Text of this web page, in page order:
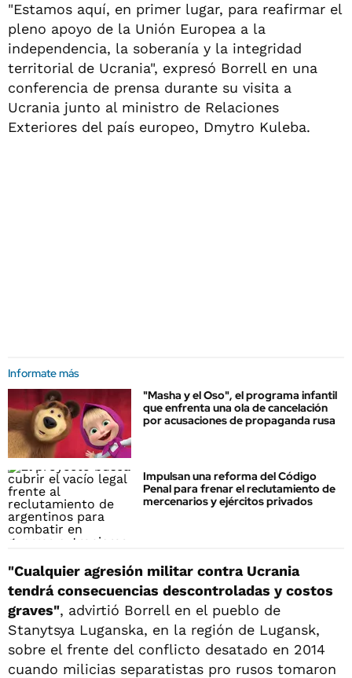
"Estamos aquí, en primer lugar, para reafirmar el
pleno apoyo de la Unión Europea a la
independencia, la soberanía y la integridad
territorial de Ucrania", expresó Borrell en una
conferencia de prensa durante su visita a
Ucrania junto al ministro de Relaciones
Exteriores del país europeo, Dmytro Kuleba.
Informate más
"Masha y el Oso", el programa infantil
que enfrenta una ola de cancelación
por acusaciones de propaganda rusa
Impulsan una reforma del Código
Penal para frenar el reclutamiento de
mercenarios y ejércitos privados
"Cualquier agresión militar contra Ucrania
tendrá consecuencias descontroladas y costos
graves", advirtió Borrell en el pueblo de
Stanytsya Luganska, en la región de Lugansk,
sobre el frente del conflicto desatado en 2014
cuando milicias separatistas pro rusos tomaron